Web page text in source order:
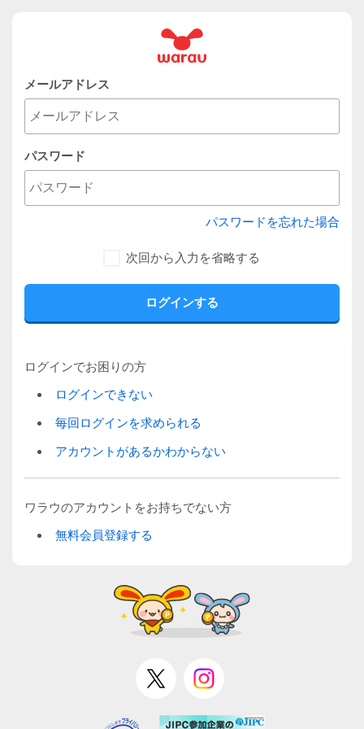
メールアドレス
パスワード
パスワードを忘れた場合
次回から入力を省略する
ログインでお困りの方
ログインできない
毎回ログインを求められる
アカウントがあるかわからない
ワラウのアカウントをお持ちでない方
無料会員登録する